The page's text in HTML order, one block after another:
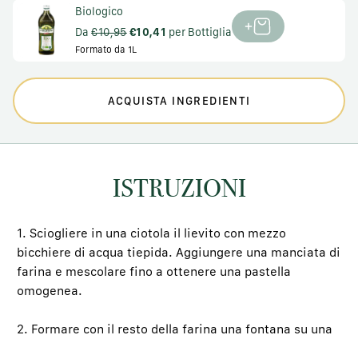
Biologico
Da €10,95€10,41 per Bottiglia
Formato da 1L
ACQUISTA INGREDIENTI
ISTRUZIONI
1. Sciogliere in una ciotola il lievito con mezzo
bicchiere di acqua tiepida. Aggiungere una manciata di
farina e mescolare fino a ottenere una pastella
omogenea.
2. Formare con il resto della farina una fontana su una